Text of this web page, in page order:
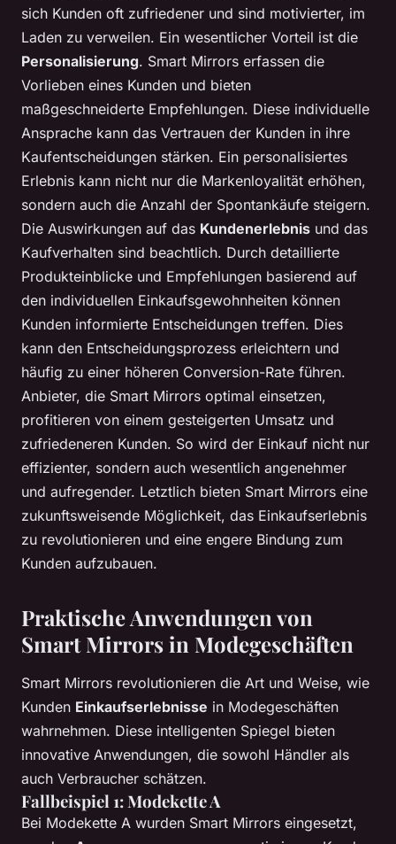
sich Kunden oft zufriedener und sind motivierter, im
Laden zu verweilen. Ein wesentlicher Vorteil ist die
Personalisierung. Smart Mirrors erfassen die
Vorlieben eines Kunden und bieten
maßgeschneiderte Empfehlungen. Diese individuelle
Ansprache kann das Vertrauen der Kunden in ihre
Kaufentscheidungen stärken. Ein personalisiertes
Erlebnis kann nicht nur die Markenloyalität erhöhen,
sondern auch die Anzahl der Spontankäufe steigern.
Die Auswirkungen auf das Kundenerlebnis und das
Kaufverhalten sind beachtlich. Durch detaillierte
Produkteinblicke und Empfehlungen basierend auf
den individuellen Einkaufsgewohnheiten können
Kunden informierte Entscheidungen treffen. Dies
kann den Entscheidungsprozess erleichtern und
häufig zu einer höheren Conversion-Rate führen.
Anbieter, die Smart Mirrors optimal einsetzen,
profitieren von einem gesteigerten Umsatz und
zufriedeneren Kunden. So wird der Einkauf nicht nur
effizienter, sondern auch wesentlich angenehmer
und aufregender. Letztlich bieten Smart Mirrors eine
zukunftsweisende Möglichkeit, das Einkaufserlebnis
zu revolutionieren und eine engere Bindung zum
Kunden aufzubauen.
Praktische Anwendungen von
Smart Mirrors in Modegeschäften
Smart Mirrors revolutionieren die Art und Weise, wie
Kunden Einkaufserlebnisse in Modegeschäften
wahrnehmen. Diese intelligenten Spiegel bieten
innovative Anwendungen, die sowohl Händler als
auch Verbraucher schätzen.
Fallbeispiel 1: Modekette A
Bei Modekette A wurden Smart Mirrors eingesetzt,